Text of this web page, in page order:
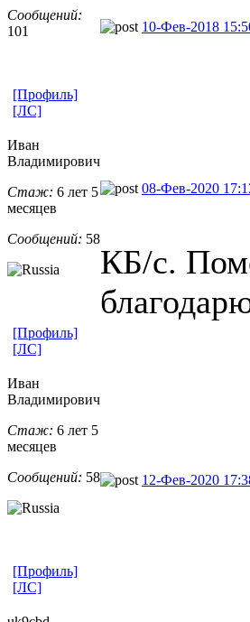
Сообщений:
101
10-Фев-2018
[Профиль]
[ЛС]
Иван
Владимирович
Стаж: 6 лет 5
месяцев
Сообщений: 58
08-Фев-2020
КБ/с.
[Профиль]
[ЛС]
Иван
Владимирович
Стаж: 6 лет 5
месяцев
Сообщений: 58 12-Фев-2020
[Профиль]
[ЛС]